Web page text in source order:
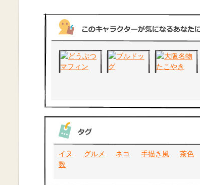
イヌ グルメ ネコ 手描き風 茶色
数